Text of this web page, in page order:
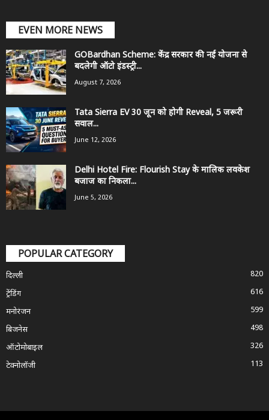
EVEN MORE NEWS
GOBardhan Scheme: केंद्र सरकार की नई योजना से
बदलेगी ऑटो इंडस्ट्री...
August 7, 2026
Tata Sierra EV 30 जून को होगी Reveal, 5 जरूरी
सवाल...
June 12, 2026
Delhi Hotel Fire: Flourish Stay के मालिक लवकेश
बजाज का निकला...
June 5, 2026
POPULAR CATEGORY
दिल्ली
820
ट्रेंडिंग
616
मनोरंजन
599
बिजनेस
498
ऑटोमोबाइल
326
टेक्नोलॉजी
113